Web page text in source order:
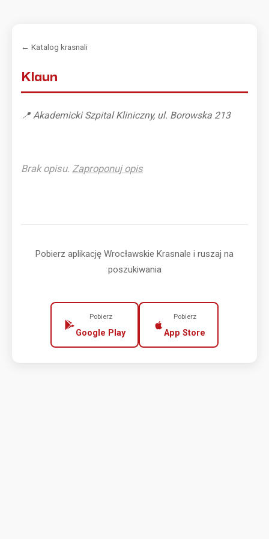
← Katalog krasnali
Klaun
📍 Akademicki Szpital Kliniczny, ul. Borowska 213
Brak opisu. Zaproponuj opis
Pobierz aplikację Wrocławskie Krasnale i ruszaj na
poszukiwania
Pobierz
Google Play
Pobierz
App Store